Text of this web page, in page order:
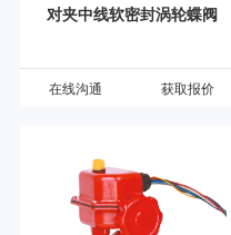
对夹中线软密封涡轮蝶阀
在线沟通 获取报价